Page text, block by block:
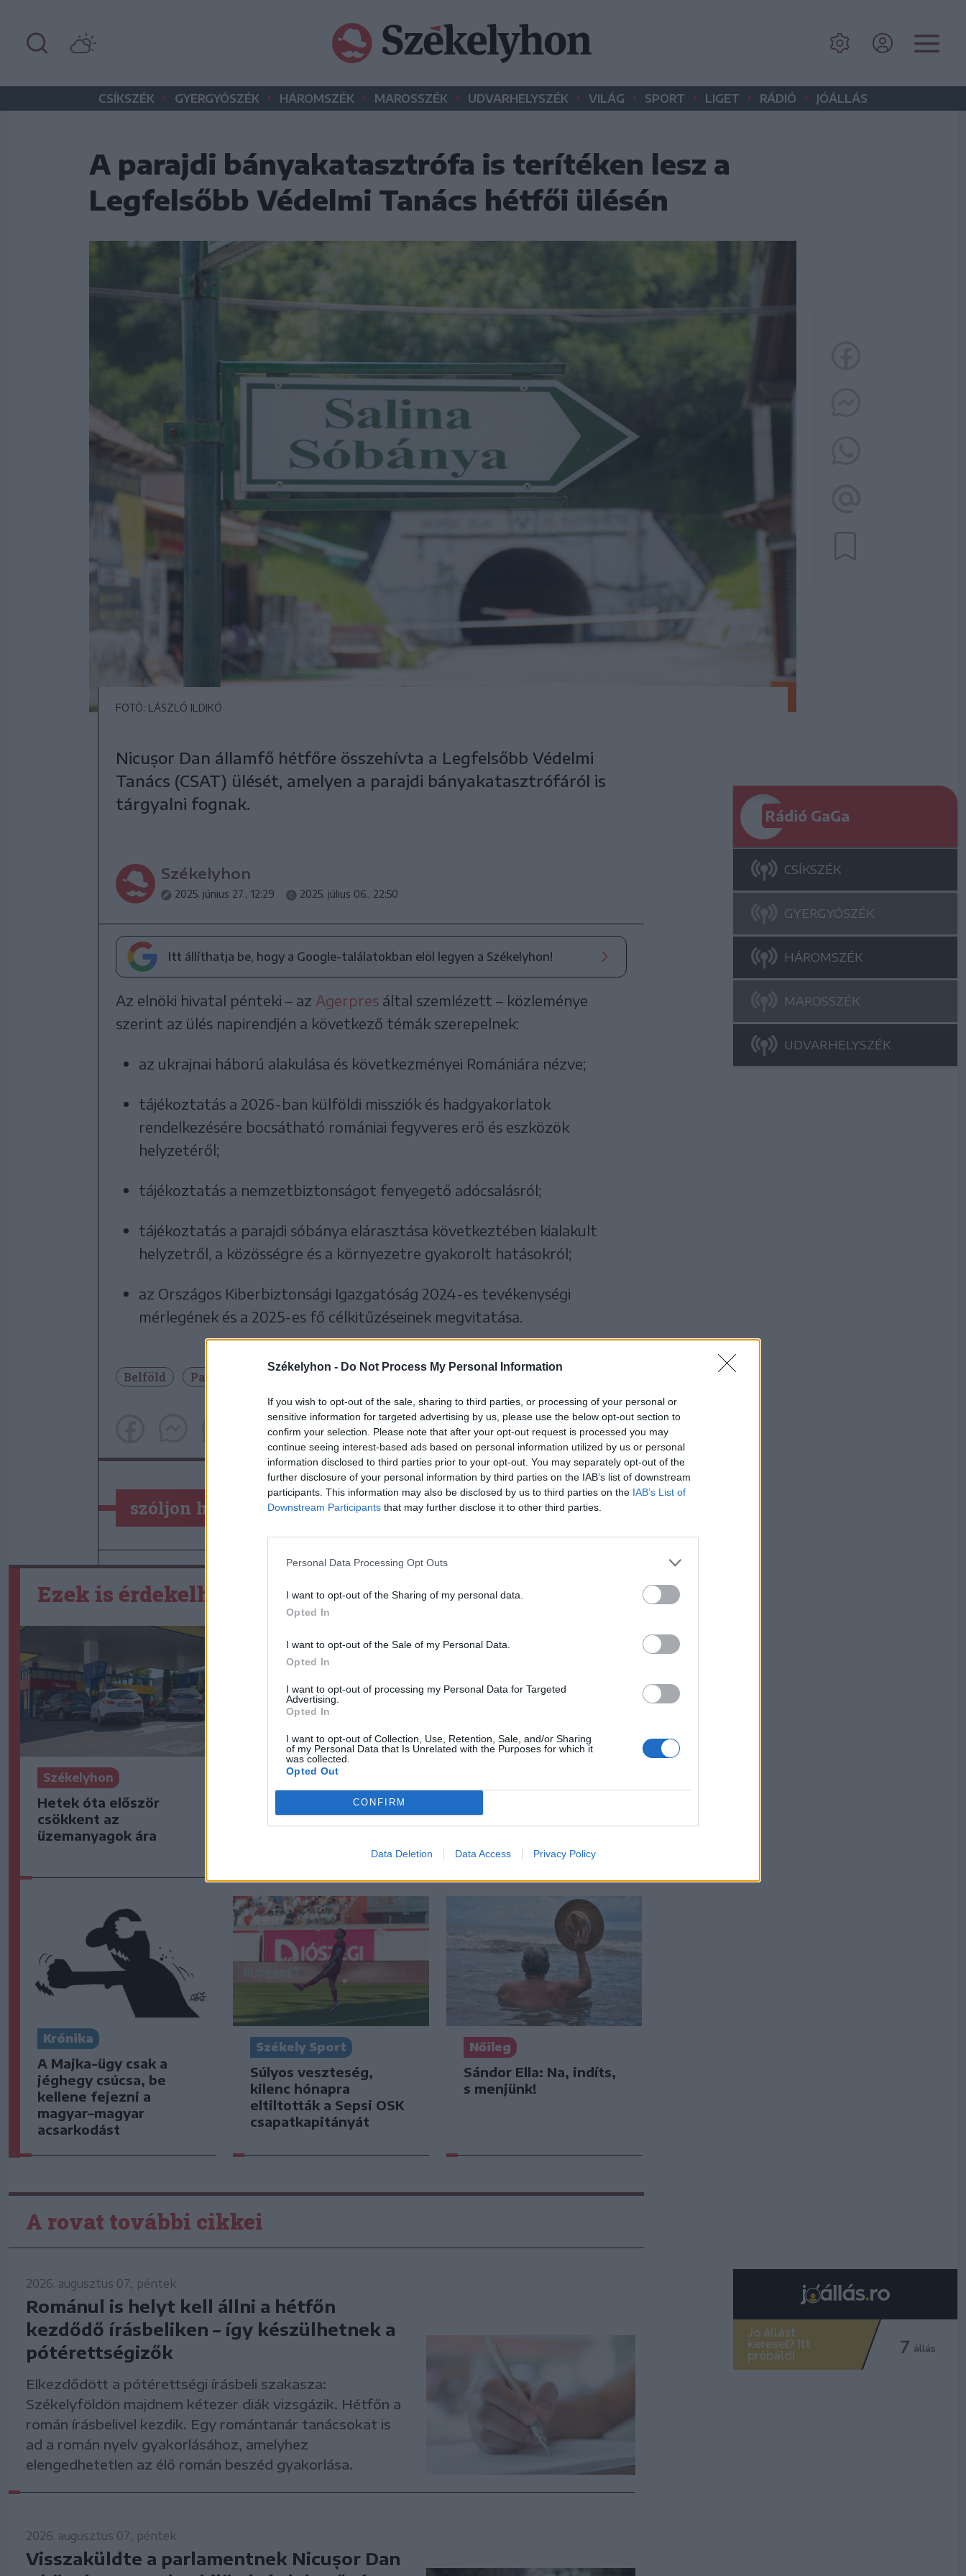
Székelyhon - Do Not Process My Personal Information
If you wish to opt-out of the sale, sharing to third parties, or processing of your personal or
sensitive information for targeted advertising by us, please use the below opt-out section to
confirm your selection. Please note that after your opt-out request is processed you may
continue seeing interest-based ads based on personal information utilized by us or personal
information disclosed to third parties prior to your opt-out. You may separately opt-out of the
further disclosure of your personal information by third parties on the IAB’s list of downstream
participants. This information may also be disclosed by us to third parties on the IAB’s List of
Downstream Participants that may further disclose it to other third parties.
Personal Data Processing Opt Outs
I want to opt-out of the Sharing of my personal data.
Opted In
I want to opt-out of the Sale of my Personal Data.
Opted In
I want to opt-out of processing my Personal Data for Targeted
Advertising.
Opted In
I want to opt-out of Collection, Use, Retention, Sale, and/or Sharing
of my Personal Data that Is Unrelated with the Purposes for which it
was collected.
Opted Out
CONFIRM
Data Deletion Data Access Privacy Policy
CSÍKSZÉK • GYERGYÓSZÉK • HÁROMSZÉK • MAROSSZÉK • UDVARHELYSZÉK • VILÁG • SPORT • LIGET • RÁDIÓ • JÓÁLLÁS
A parajdi bányakatasztrófa is terítéken lesz a
Legfelsőbb Védelmi Tanács hétfői ülésén
FOTÓ: LÁSZLÓ ILDIKÓ
Nicușor Dan államfő hétfőre összehívta a Legfelsőbb Védelmi
Tanács (CSAT) ülését, amelyen a parajdi bányakatasztrófáról is
tárgyalni fognak.
Székelyhon
2025. június 27., 12:29 2025. július 06., 22:50
Itt állíthatja be, hogy a Google-találatokban elöl legyen a Székelyhon!
Az elnöki hivatal pénteki – az Agerpres által szemlézett – közleménye
szerint az ülés napirendjén a következő témák szerepelnek:
az ukrajnai háború alakulása és következményei Romániára nézve;
tájékoztatás a 2026-ban külföldi missziók és hadgyakorlatok
rendelkezésére bocsátható romániai fegyveres erő és eszközök
helyzetéről;
tájékoztatás a nemzetbiztonságot fenyegető adócsalásról;
tájékoztatás a parajdi sóbánya elárasztása következtében kialakult
helyzetről, a közösségre és a környezetre gyakorolt hatásokról;
az Országos Kiberbiztonsági Igazgatóság 2024-es tevékenységi
mérlegének és a 2025-es fő célkitűzéseinek megvitatása.
Belföld Parajd
szóljon hozzá!
Rádió GaGa
CSÍKSZÉK
GYERGYÓSZÉK
HÁROMSZÉK
MAROSSZÉK
UDVARHELYSZÉK
Ezek is érdekelhetik
Székelyhon
Hetek óta először
csökkent az
üzemanyagok ára
Székelyhon
Továbbra sem tudni
pontosan, honnan tör
belé a Kolozsvári CFR,
Loki is
Krónika
A Majka-ügy csak a
jéghegy csúcsa, be
kellene fejezni a
magyar–magyar
acsarkodást
Székely Sport
Súlyos veszteség,
kilenc hónapra
eltiltották a Sepsi OSK
csapatkapitányát
Nőileg
Sándor Ella: Na, indíts,
s menjünk!
A rovat további cikkei
2026. augusztus 07., péntek
Románul is helyt kell állni a hétfőn
kezdődő írásbeliken – így készülhetnek a
pótérettségizők
Elkezdődött a pótérettségi írásbeli szakasza:
Székelyföldön majdnem kétezer diák vizsgázik. Hétfőn a
román írásbelivel kezdik. Egy romántanár tanácsokat is
ad a román nyelv gyakorlásához, amelyhez
elengedhetetlen az élő román beszéd gyakorlása.
2026. augusztus 07., péntek
Visszaküldte a parlamentnek Nicușor Dan